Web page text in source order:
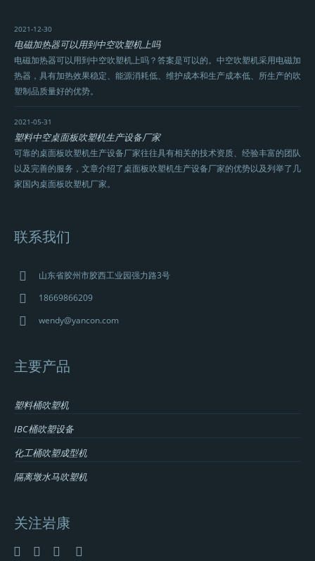
2021-12-30
电磁加热器可以用到中空吹塑机上吗
电磁加热器可以用到中空吹塑机上吗？答案是可以的。中空吹塑机采用电磁加
热器，具有加热效果稳定、能源消耗低、维护成本和生产成本低、所生产的吹
塑制品质量好的优势。
2021-05-31
塑料中空桌面板吹塑机生产设备厂家
可靠的桌面板吹塑机生产设备厂家往往具有相关的技术资质、经验丰富的团队
以及完善的服务，文章介绍了桌面板吹塑机生产设备厂家的优势以及列举了几
家国内桌面板吹塑机厂家。
联系我们
山东省胶州市胶西工业园强力路3号
18669866209
wendy@yancon.com
主要产品
塑料桶吹塑机
IBC桶吹塑设备
化工桶吹塑成型机
隔离墩水马吹塑机
关注岩康